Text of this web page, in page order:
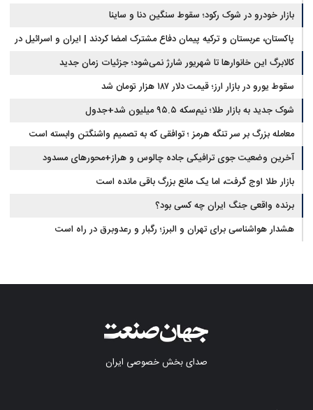
بورس
بازار خودرو در شوک رکود؛ سقوط سنگین دنا و ساینا
پاکستان، عربستان و ترکیه پیمان دفاع مشترک امضا کردند | ایران و اسرائیل در
سایه پیمان جدید منطقه‌ای
کالابرگ این خانوارها تا شهریور شارژ نمی‌شود؛ جزئیات زمان جدید
سقوط یورو در بازار ارز؛ قیمت دلار ۱۸۷ هزار تومان شد
شوک جدید به بازار طلا؛ نیم‌سکه ۹۵.۵ میلیون شد+جدول
معامله بزرگ بر سر تنگه هرمز ؛ توافقی که به تصمیم واشنگتن وابسته است
آخرین وضعیت جوی ترافیکی جاده چالوس و هراز+محورهای مسدود
بازار طلا اوج گرفت، اما یک مانع بزرگ باقی مانده است
برنده واقعی جنگ ایران چه کسی بود؟
هشدار هواشناسی برای تهران و البرز؛ رگبار و رعدوبرق در راه است
صدای بخش خصوصی ایران